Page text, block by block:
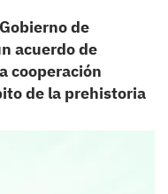
de
acuerdo de
cooperación
de la prehistoria